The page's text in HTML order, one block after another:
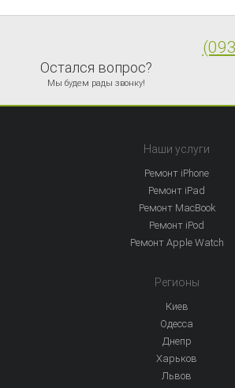
Остался вопрос?
Мы будем рады звонку!
Наши услуги
Ремонт iPhone
Ремонт iPad
Ремонт MacBook
Ремонт iPod
Ремонт Apple Watch
Регионы
Киев
Одесса
Днепр
Харьков
Львов